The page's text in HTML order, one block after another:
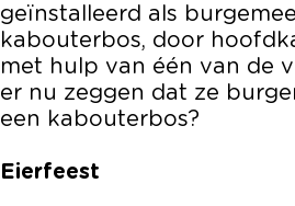
geïnstalleerd als
kabouterbos, door
met hulp van één van de
er nu zeggen dat ze
een kabouterbos?
Eierfeest